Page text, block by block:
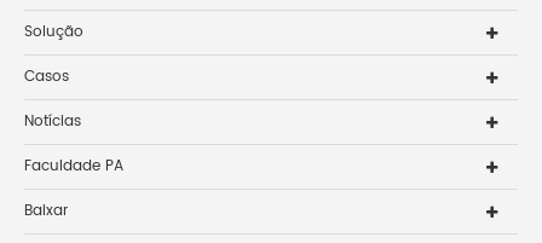
Solução
Casos
Notícias
Faculdade PA
Baixar